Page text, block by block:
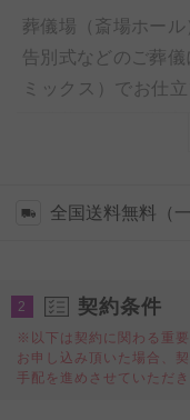
葬儀場（斎場ホー
告別式などのご葬
ミックス）でお仕
せてお届け先の形式
一般的なお仕立て・
場でのお通夜や告別
薦めの商品です。
全国送料無料（
2 契約条件
※以下は契約に関わる重要
お申し込み頂いた場合、
手配を進めさせていただき